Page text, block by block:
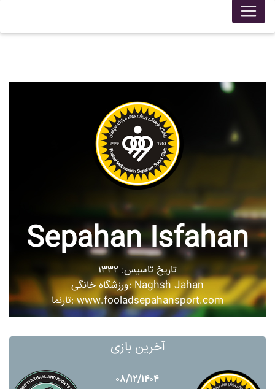
Sepahan Isfahan
تاریخ تاسیس: ۱۳۳۲
ورزشگاه خانگی: Naghsh Jahan
تارنما: www.fooladsepahansport.com
آخرین بازی
۰۸/۱۲/۱۴۰۴